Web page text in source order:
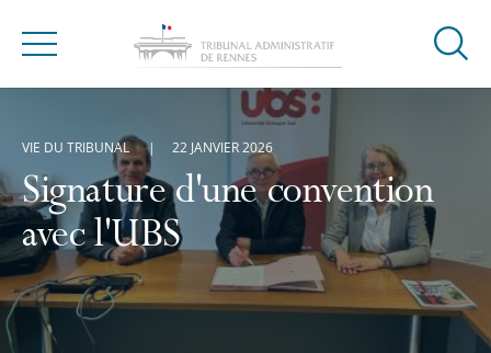
Menu
Ouvrir
Signature d'une convention
avec l'UBS
VIE DU TRIBUNAL 22 JANVIER 2026